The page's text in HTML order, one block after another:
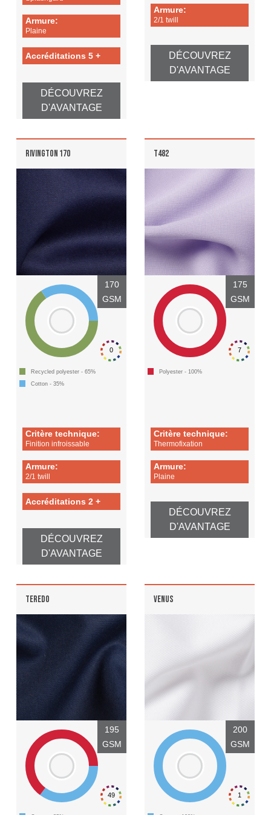
Connexion
S'inscrire
Armure:
Plaine
Accréditations 5 +
DÉCOUVREZ
D'AVANTAGE
Armure:
2/1 twill
DÉCOUVREZ
D'AVANTAGE
RIVINGTON 170
0
170
GSM
Recycled polyester - 65%
Cotton - 35%
Critère technique:
Finition infroissable
Armure:
2/1 twill
Accréditations 2 +
DÉCOUVREZ
D'AVANTAGE
T482
7
175
GSM
Polyester - 100%
Critère technique:
Thermofixation
Armure:
Plaine
DÉCOUVREZ
D'AVANTAGE
TEREDO
49
195
GSM
VENUS
1
200
GSM